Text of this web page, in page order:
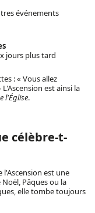
événements
jours plus tard
: « Vous allez
est ainsi la
l'Église.
célèbre-t-
l'Ascension est une
Pâques ou la
elle tombe toujours